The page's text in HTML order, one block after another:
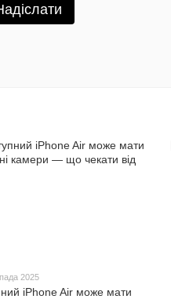
2025
iPhone Air може мати